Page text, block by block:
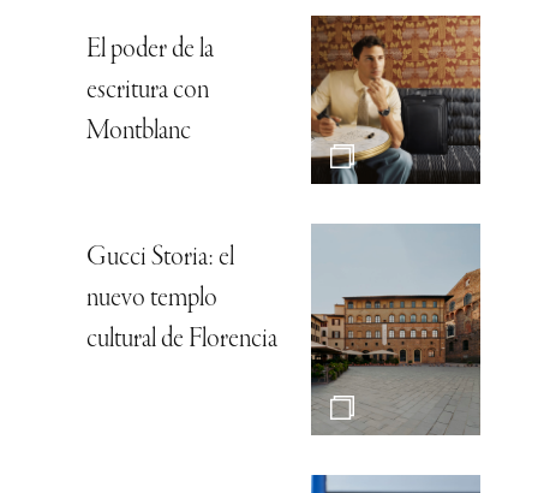
El poder de la
escritura con
Montblanc
Gucci Storia: el
nuevo templo
cultural de Florencia